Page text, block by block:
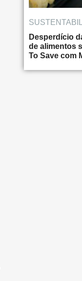
Desperdício
de alimentos
To Save com